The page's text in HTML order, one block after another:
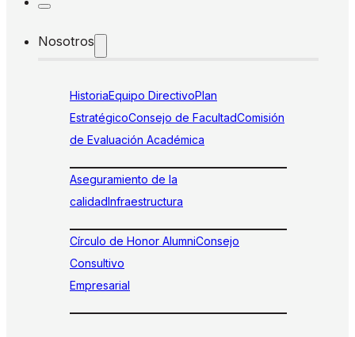
Nosotros
HistoriaEquipo DirectivoPlan
EstratégicoConsejo de FacultadComisión
de Evaluación Académica
Aseguramiento de la
calidadInfraestructura
Círculo de Honor AlumniConsejo
Consultivo
Empresarial